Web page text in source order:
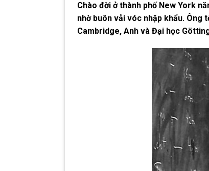
Chào đời ở thành phố New York
nhờ buôn vải vóc nhập khẩu.
Cambridge, Anh và Đại học